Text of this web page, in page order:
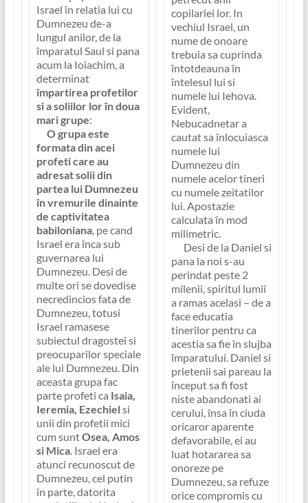
Israel în relatia lui cu
Dumnezeu de-a
lungul anilor, de la
împaratul Saul si pana
acum la Ioiachim, a
determinat
împartirea profetilor
si a soliilor lor în doua
mari grupe:
O grupa este
formata din acei
profeti care au
adresat solii din
partea lui Dumnezeu
în vremurile dinainte
de captivitatea
babiloniana, pe cand
Israel era înca sub
guvernarea lui
Dumnezeu. Desi de
multe ori se dovedise
necredincios fata de
Dumnezeu, totusi
Israel ramasese
subiectul dragostei si
preocuparilor speciale
ale lui Dumnezeu. Din
aceasta grupa fac
parte profeti ca Isaia,
Ieremia, Ezechielsi
unii din profetii mici
cum suntOsea, Amos
si Mica. Israel era
atunci recunoscut de
Dumnezeu, cel putin
în parte, datorita
copilariei lor. In
vechiul Israel, un
nume de onoare
trebuia sa cuprinda
întotdeauna în
întelesul lui si
numele lui Iehova.
Evident,
Nebucadnetar a
cautat sa înlocuiasca
numele lui
Dumnezeu din
numele acelor tineri
cu numele zeitatilor
lui. Apostazie
calculata în mod
milimetric.
Desi de la Daniel si
pana la noi s-au
perindat peste 2
milenii, spiritul lumii
a ramas acelasi – de a
face educatia
tinerilor pentru ca
acestia sa fie în slujba
împaratului. Daniel si
prietenii sai pareau la
început sa fi fost
niste abandonati ai
cerului, însa în ciuda
oricaror aparente
defavorabile, ei au
luat hotararea sa
onoreze pe
Dumnezeu, sa refuze
orice compromis cu